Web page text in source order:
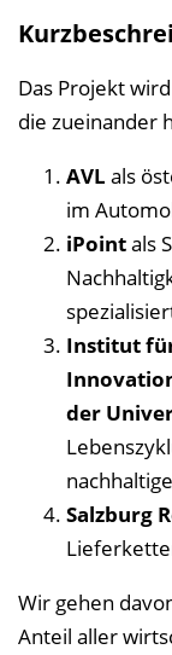
Das Projekt
die zueinander
AVL als
im
iPointals
Institut
der
Salzburg
Wir gehen
Anteil aller